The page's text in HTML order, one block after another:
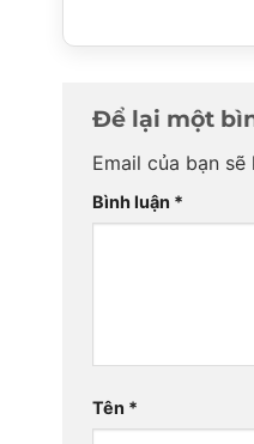
Để lại một
Email của bạn
Bình luận *
Tên *